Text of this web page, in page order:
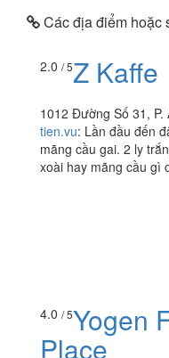
Các địa điểm hoặc
2.0 / 5Z Kaffe
1012 Đường Số 31, P.
tien.vu: Lần đầu đến
mãng cầu gai. 2 ly
xoài hay mãng cầu gì
4.0 / 5Yogen
Place